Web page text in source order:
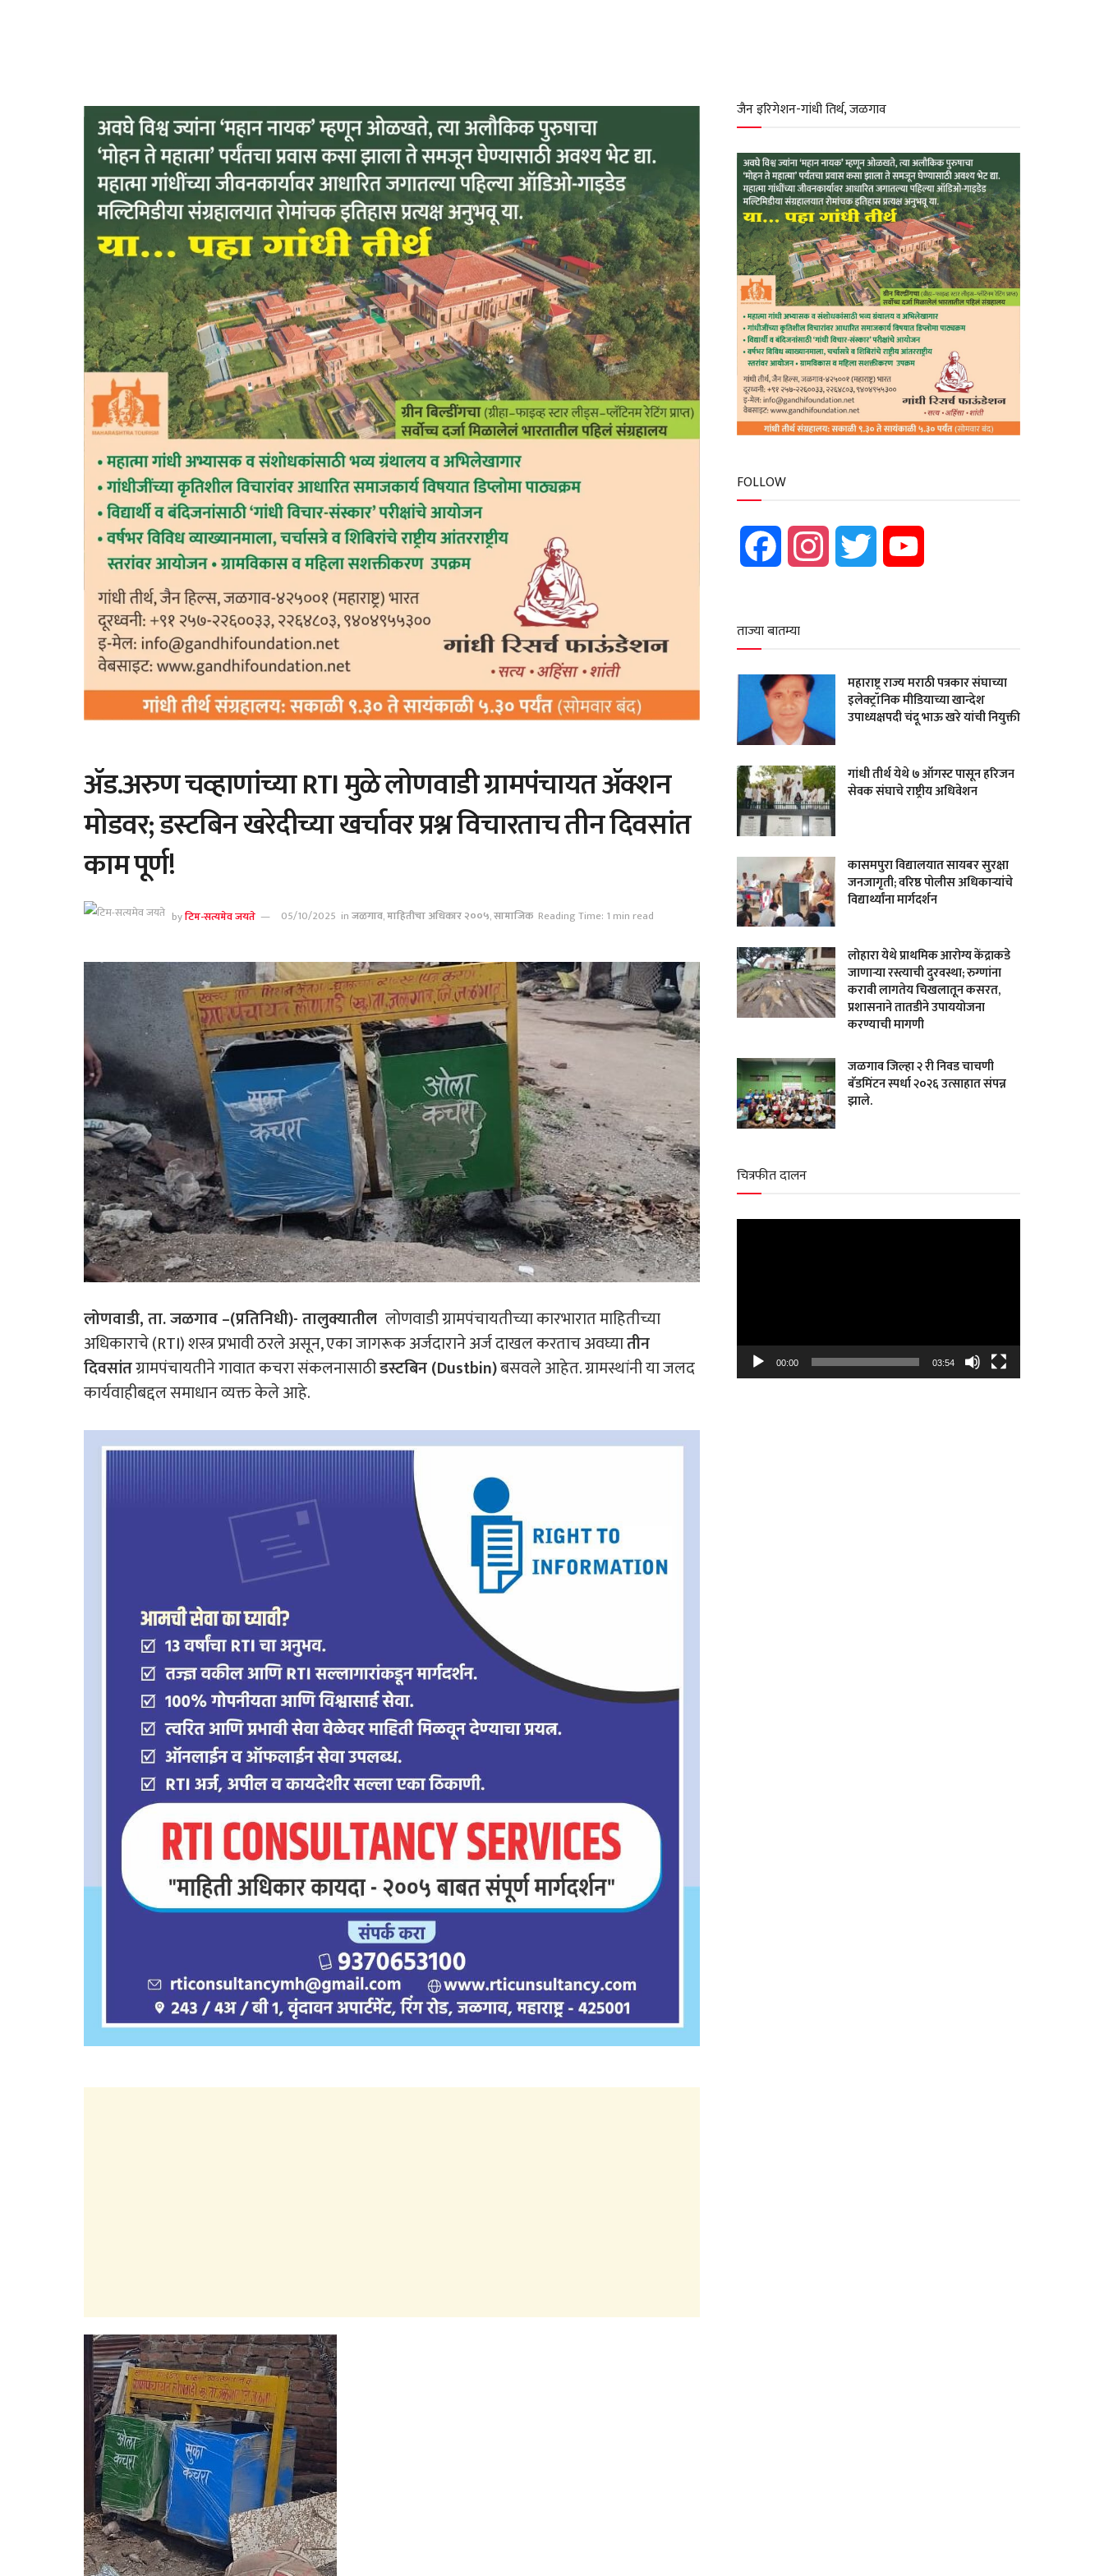
ॲड.अरुण चव्हाणांच्या RTI मुळे लोणवाडी ग्रामपंचायत ॲक्शन
मोडवर; डस्टबिन खरेदीच्या खर्चावर प्रश्न विचारताच तीन दिवसांत
काम पूर्ण!
byटिम-सत्यमेव जयते 05/10/2025 inजळगाव,माहितीचा अधिकार २००५,सामाजिक Reading Time: 1 min read
लोणवाडी,ता.जळगाव–(प्रतिनिधी)-तालुक्यातील लोणवाडी ग्रामपंचायतीच्या कारभारात माहितीच्या
अधिकाराचे (RTI) शस्त्र प्रभावी ठरले असून, एका जागरूक अर्जदाराने अर्ज दाखल करताच अवघ्यातीन
दिवसांतग्रामपंचायतीने गावात कचरा संकलनासाठीडस्टबिन(Dustbin)बसवले आहेत. ग्रामस्थांनी या जलद
कार्यवाहीबद्दल समाधान व्यक्त केले आहे.
जैन इरिगेशन-गांधी तिर्थ, जळगाव
FOLLOW
Facebook Instagram Twitter
ताज्या बातम्या
महाराष्ट्र राज्य मराठी पत्रकार संघाच्या
इलेक्ट्रॉनिक मीडियाच्या खान्देश
उपाध्यक्षपदी चंदू भाऊ खरे यांची नियुक्ती
गांधी तीर्थ येथे ७ ऑगस्ट पासून हरिजन
सेवक संघाचे राष्ट्रीय अधिवेशन
कासमपुरा विद्यालयात सायबर सुरक्षा
जनजागृती; वरिष्ठ पोलीस अधिकाऱ्यांचे
विद्यार्थ्यांना मार्गदर्शन
लोहारा येथे प्राथमिक आरोग्य केंद्राकडे
जाणाऱ्या रस्त्याची दुरवस्था; रुग्णांना
करावी लागतेय चिखलातून कसरत,
प्रशासनाने तातडीने उपाययोजना
करण्याची मागणी
जळगाव जिल्हा २ री निवड चाचणी
बॅडमिंटन स्पर्धा २०२६ उत्साहात संपन्न
झाले.
चित्रफीत दालन
00:00 03:54